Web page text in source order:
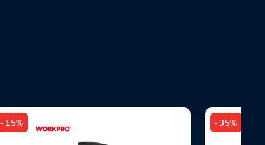
- 15% - 35%